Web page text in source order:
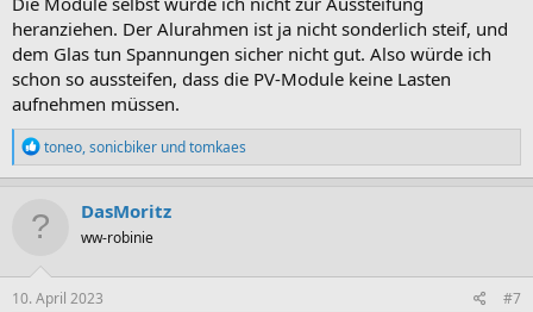
heranziehen. Der Alurahmen ist ja nicht sonderlich steif, und
dem Glas tun Spannungen sicher nicht gut. Also würde ich
schon so aussteifen, dass die PV-Module keine Lasten
aufnehmen müssen.
R
e
a
t
n
e
toneo,sonicbiker undtomkaes
DasMoritz
ww-robinie
10. April 2023 #7